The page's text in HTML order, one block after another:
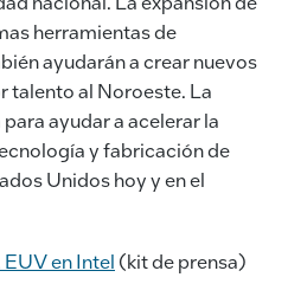
herramientas de
ayudarán a crear nuevos
talento al Noroeste. La
ayudar a acelerar la
y fabricación de
Unidos hoy y en el
en Intel (kit de prensa)